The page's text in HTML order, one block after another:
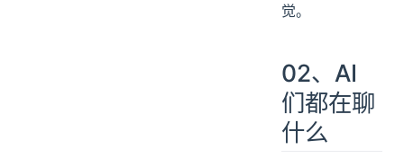
觉。
02、AI
们都在聊
什么